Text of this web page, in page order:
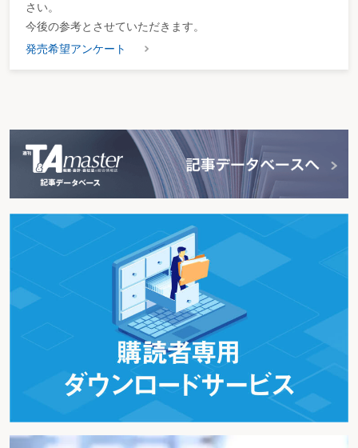
第５ 交際費等
１ 交際費等の損金算入制限
２ 損金算入限度額
３ 交際費等の範囲
〇スーパーマーケットが支出する地元商店街への営業補償金
〇セミナー講師に支給する弁当の代金
〇創立記念パーティーで取引先から受け取った祝儀金
〇専ら会員相互間の懇親のために組織された団体に対する会費
〇仮払金として処理した交際費等
〇見積原価に含まれる交際費等の額
２ 対象とならない支出
〇親会社の社員をもてなすための飲食費
〇5,000円基準の適用に係る消費税
〇少額な贈答費用（手土産代)
〇得意先に提供する弁当代
〇会議における1人当たり5,000円超の弁当代
１ 寄附金の損金算入制限
〇寄附金に係る損金不算入額の計算
ミス事例
〇仮払寄附金と未払寄附金
さい。
今後の参考とさせていただきます。
発売希望アンケート